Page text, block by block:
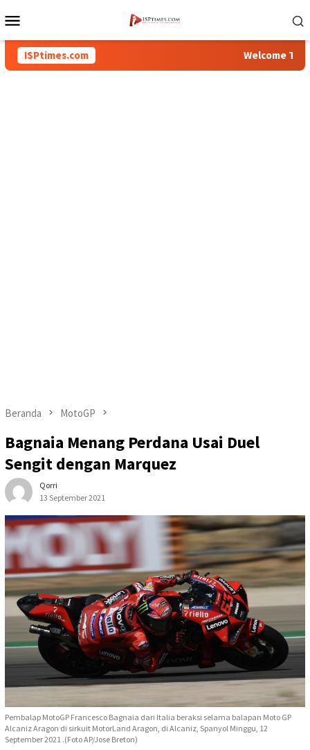
ke
Mobile
ISPtimes.com Welcome To
Beranda MotoGP
Bagnaia Menang Perdana Usai Duel
Sengit dengan Marquez
Qorri
13 September 2021
Pembalap MotoGP Francesco Bagnaia dari Italia beraksi selama balapan Moto GP
Alcaniz Aragon di sirkuit MotorLand Aragon, di Alcaniz, Spanyol Minggu, 12
September 2021 .(Foto AP/Jose Breton)